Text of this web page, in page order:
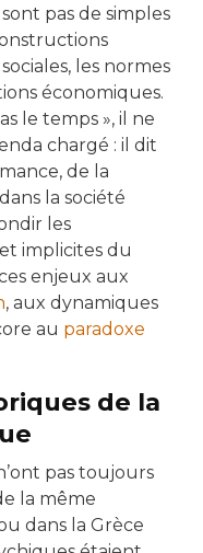
pas de simples
les normes
économiques.
le temps », il ne
chargé : il dit
de la
la société
les
implicites du
enjeux aux
, aux dynamiques
au paradoxe
de la
pas toujours
la même
dans la Grèce